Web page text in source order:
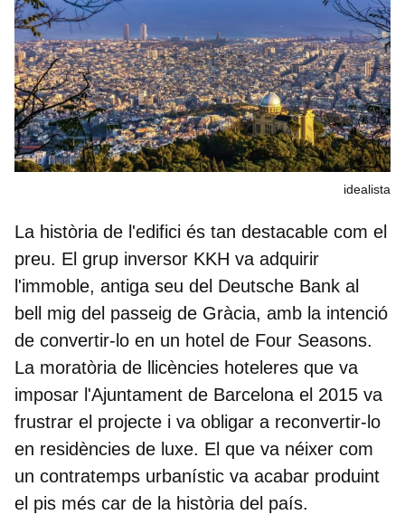
idealista
La història de l'edifici és tan destacable com el
preu. El grup inversor KKH va adquirir
l'immoble, antiga seu del Deutsche Bank al
bell mig del passeig de Gràcia, amb la intenció
de convertir-lo en un hotel de Four Seasons.
La moratòria de llicències hoteleres que va
imposar l'Ajuntament de Barcelona el 2015 va
frustrar el projecte i va obligar a reconvertir-lo
en residències de luxe. El que va néixer com
un contratemps urbanístic va acabar produint
el pis més car de la història del país.